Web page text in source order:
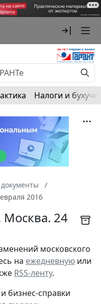
Налоги и
2016
Москва. 24
московского
на ежедневную или
RSS-ленту.
бизнес-справки